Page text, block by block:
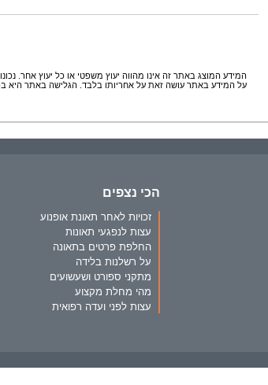
המידע המוצג באתר זה אינו מהווה יעוץ משפטי או כל יעוץ אחר.
על המידע באתר עושה זאת על אחריותו בלבד. הגלישה באתר היא
הכי נצפים
זכויות לאחר תאונת אופנוע
עצות לנפגעי תאונות
החלפת פרטים בתאונה
על רשלנות בלידה
מתקני ספורט ושעשועים
מהי מחלת מקצוע
עצות לפני ועדה רפואית